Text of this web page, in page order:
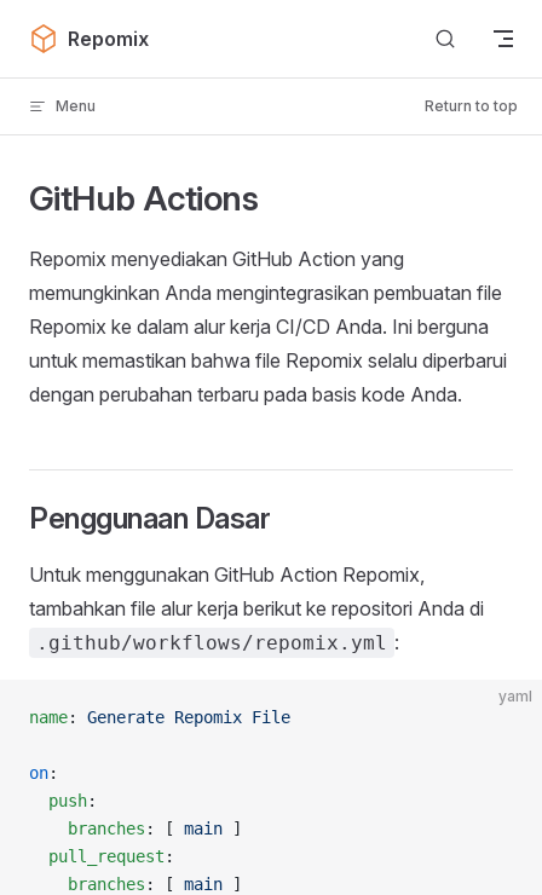
Skip to content
Repomix
Menu Return to top
GitHub Actions
Repomix menyediakan GitHub Action yang
memungkinkan Anda mengintegrasikan pembuatan file
Repomix ke dalam alur kerja CI/CD Anda. Ini berguna
untuk memastikan bahwa file Repomix selalu diperbarui
dengan perubahan terbaru pada basis kode Anda.
Penggunaan Dasar
Untuk menggunakan GitHub Action Repomix,
tambahkan file alur kerja berikut ke repositori Anda di
.github/workflows/repomix.yml :
yaml
name: Generate Repomix File
on:
  push
:
    branches
: [ main ]
  pull_request
:
    branches
: [ main ]